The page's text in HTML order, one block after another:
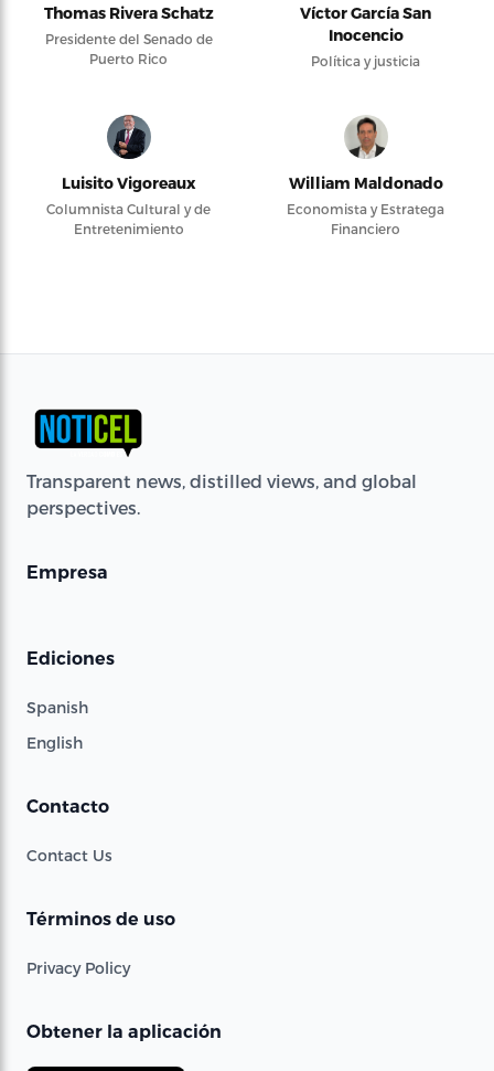
Thomas Rivera Schatz
Presidente del Senado de
Puerto Rico
Víctor García San
Inocencio
Política y justicia
Luisito Vigoreaux
Columnista Cultural y de
Entretenimiento
William Maldonado
Economista y Estratega
Financiero
Transparent news, distilled views, and global
perspectives.
Empresa
Ediciones
Spanish
English
Contacto
Contact Us
Términos de uso
Privacy Policy
Obtener la aplicación